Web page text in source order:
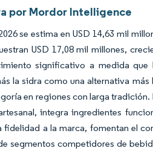
por Mordor Intelligence
se estima en USD 14,63 mil
USD 17,08 mil millones,
significativo a medida
la sidra como una alternativa
en regiones con larga
integra ingredientes
a la marca, fomentan el
segmentos competidores de